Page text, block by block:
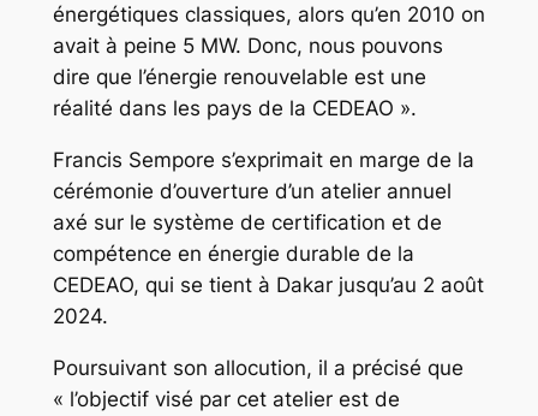
énergétiques classiques, alors qu’en 2010 on
avait à peine 5 MW. Donc, nous pouvons
dire que l’énergie renouvelable est une
réalité dans les pays de la CEDEAO ».
Francis Sempore s’exprimait en marge de la
cérémonie d’ouverture d’un atelier annuel
axé sur le système de certification et de
compétence en énergie durable de la
CEDEAO, qui se tient à Dakar jusqu’au 2 août
2024.
Poursuivant son allocution, il a précisé que
« l’objectif visé par cet atelier est de